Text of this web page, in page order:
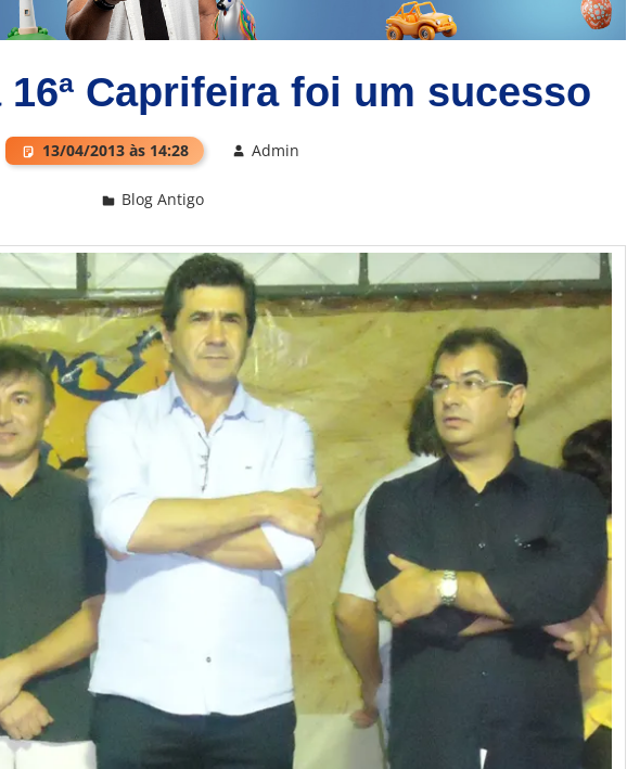
Caprifeira foi um sucesso
13/04/2013 às 14:28
Blog Antigo